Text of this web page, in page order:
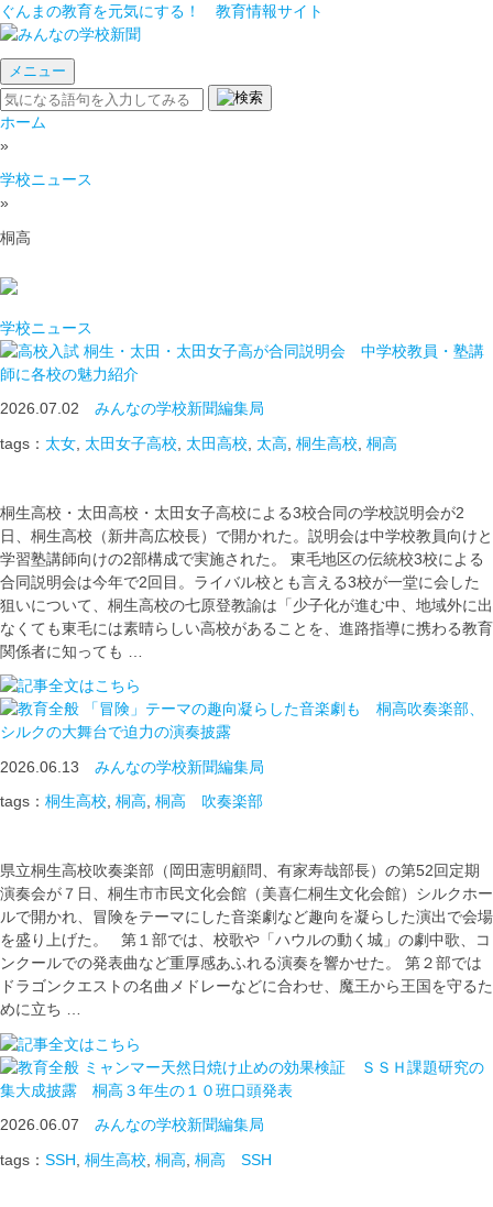
ぐんまの教育を元気にする！ 教育情報サイト
メニュー
ホーム
»
学校ニュース
»
桐高
学校ニュース
桐生・太田・太田女子高が合同説明会 中学校教員・塾講
師に各校の魅力紹介
2026.07.02 みんなの学校新聞編集局
tags： 太女 太田女子高校 太田高校 太高 桐生高校 桐高
桐生高校・太田高校・太田女子高校による3校合同の学校説明会が2
日、桐生高校（新井高広校長）で開かれた。説明会は中学校教員向けと
学習塾講師向けの2部構成で実施された。 東毛地区の伝統校3校による
合同説明会は今年で2回目。ライバル校とも言える3校が一堂に会した
狙いについて、桐生高校の七原登教諭は「少子化が進む中、地域外に出
なくても東毛には素晴らしい高校があることを、進路指導に携わる教育
関係者に知っても …
「冒険」テーマの趣向凝らした音楽劇も 桐高吹奏楽部、
シルクの大舞台で迫力の演奏披露
2026.06.13 みんなの学校新聞編集局
tags： 桐生高校 桐高 桐高 吹奏楽部
県立桐生高校吹奏楽部（岡田憲明顧問、有家寿哉部長）の第52回定期
演奏会が７日、桐生市市民文化会館（美喜仁桐生文化会館）シルクホー
ルで開かれ、冒険をテーマにした音楽劇など趣向を凝らした演出で会場
を盛り上げた。 第１部では、校歌や「ハウルの動く城」の劇中歌、コ
ンクールでの発表曲など重厚感あふれる演奏を響かせた。 第２部では
ドラゴンクエストの名曲メドレーなどに合わせ、魔王から王国を守るた
めに立ち …
ミャンマー天然日焼け止めの効果検証 ＳＳＨ課題研究の
集大成披露 桐高３年生の１０班口頭発表
2026.06.07 みんなの学校新聞編集局
tags： SSH 桐生高校 桐高 桐高 SSH